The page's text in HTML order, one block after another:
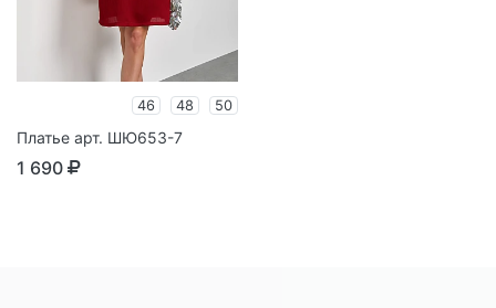
46 48 50
Платье арт. ШЮ653-7
1 690